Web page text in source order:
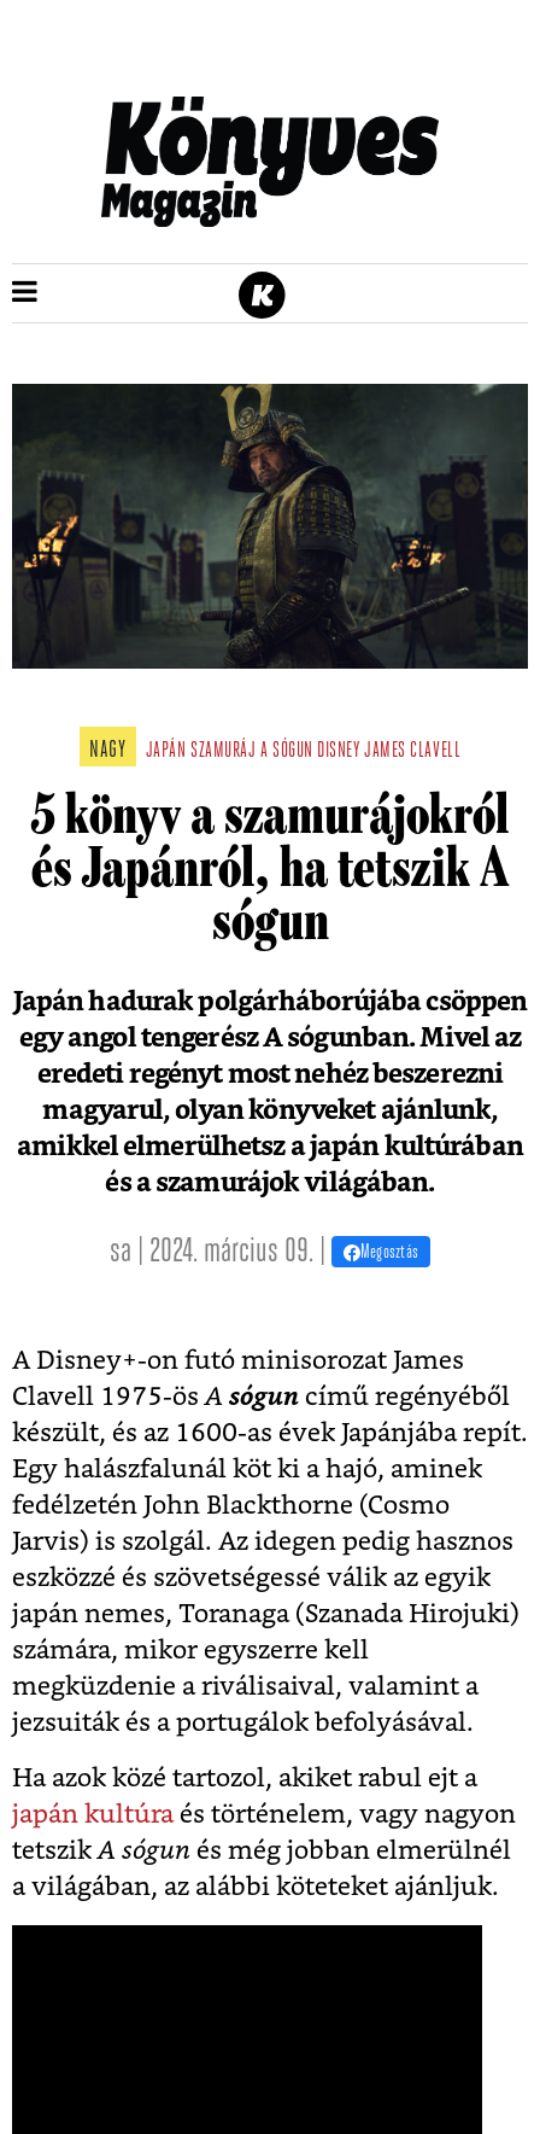
NAGY JAPÁN SZAMURÁJ A SÓGUN DISNEY JAMES CLAVELL
5 könyv a szamurájokról
és Japánról, ha tetszik A
sógun
Japán hadurak polgárháborújába csöppen
egy angol tengerész A sógunban. Mivel az
eredeti regényt most nehéz beszerezni
magyarul, olyan könyveket ajánlunk,
amikkel elmerülhetsz a japán kultúrában
és a szamurájok világában.
sa | 2024. március 09. | Megosztás
A Disney+-on futó minisorozat James
Clavell 1975-ös A sógun című regényéből
készült, és az 1600-as évek Japánjába repít.
Egy halászfalunál köt ki a hajó, aminek
fedélzetén John Blackthorne (Cosmo
Jarvis) is szolgál. Az idegen pedig hasznos
eszközzé és szövetségessé válik az egyik
japán nemes, Toranaga (Szanada Hirojuki)
számára, mikor egyszerre kell
megküzdenie a riválisaival, valamint a
jezsuiták és a portugálok befolyásával.
Ha azok közé tartozol, akiket rabul ejt a
japán kultúraés történelem, vagy nagyon
tetszik A sógun és még jobban elmerülnél
a világában, az alábbi köteteket ajánljuk.